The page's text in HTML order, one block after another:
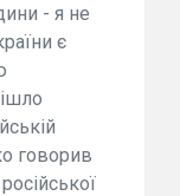
- я не
є
говорив